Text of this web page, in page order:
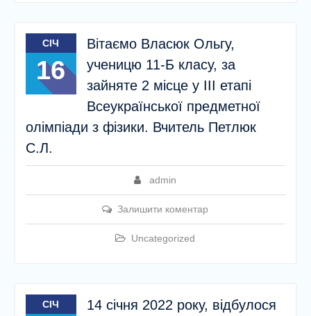
СІЧ
16
Вітаємо Власюк Ольгу,
ученицю 11-Б класу, за
зайняте 2 місце у ІІІ етапі
Всеукраїнської предметної
олімпіади з фізики. Вчитель Петлюк
С.Л.
admin
Залишити коментар
Uncategorized
СІЧ
14 січня 2022 року, відбулося